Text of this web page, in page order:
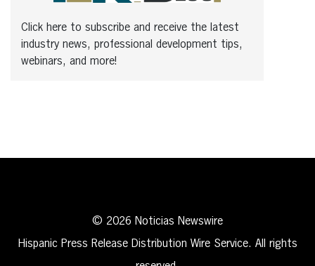
Click here to subscribe and receive the latest
industry news, professional development tips,
webinars, and more!
© 2026 Noticias Newswire
Hispanic Press Release Distribution Wire Service. All rights